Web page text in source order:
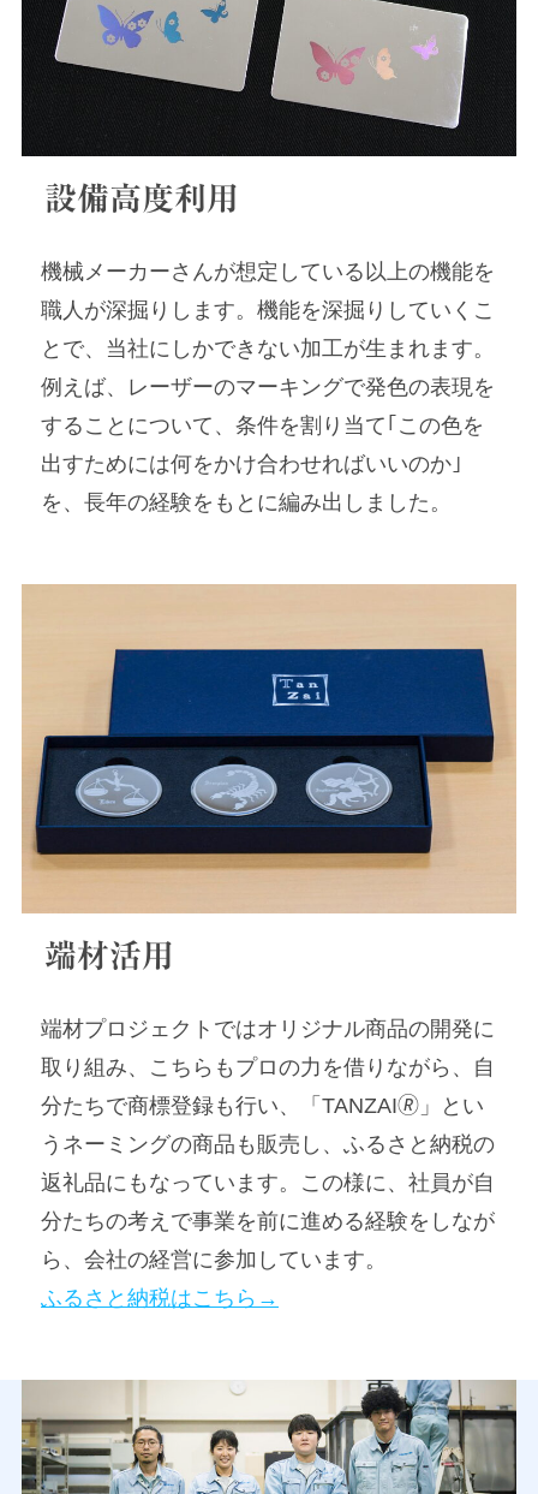
設備高度利用
機械メーカーさんが想定している以上の機能を
職人が深掘りします。機能を深掘りしていくこ
とで、当社にしかできない加工が生まれます。
例えば、レーザーのマーキングで発色の表現を
することについて、条件を割り当て｢この色を
出すためには何をかけ合わせればいいのか｣
を、長年の経験をもとに編み出しました。
端材活用
端材プロジェクトではオリジナル商品の開発に
取り組み、こちらもプロの力を借りながら、自
分たちで商標登録も行い、「TANZAI🄬」とい
うネーミングの商品も販売し、ふるさと納税の
返礼品にもなっています。この様に、社員が自
分たちの考えで事業を前に進める経験をしなが
ら、会社の経営に参加しています。
ふるさと納税はこちら→